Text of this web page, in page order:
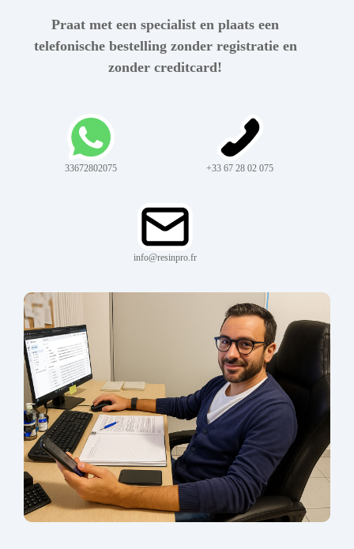
Praat met een specialist en plaats een
telefonische bestelling zonder registratie en
zonder creditcard!
33672802075 +33 67 28 02 075
info@resinpro.fr